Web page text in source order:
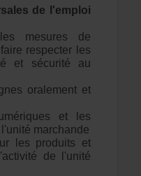
de l'emploi
mesures de
respecter les
et sécurité au
oralement et
et les
marchande
les produits et
de l'unité